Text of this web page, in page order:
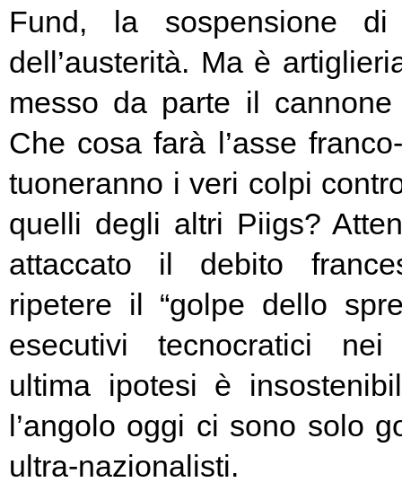
Fund, la sospensione di
dell’austerità. Ma è
messo da parte il
Che cosa farà l’asse
tuoneranno i veri colpi
quelli degli altri Piigs?
attaccato il debito
ripetere il “golpe dello
esecutivi tecnocratici
ultima ipotesi è
l’angolo oggi ci sono solo
ultra-nazionalisti.